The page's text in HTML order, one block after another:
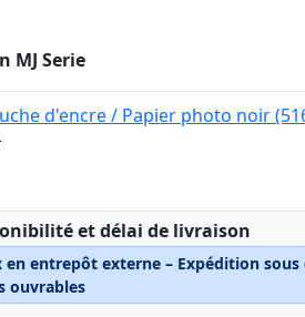
MJ Serie
d'encre / Papier photo noir
et délai de livraison
en entrepôt externe – Expédition sous
ouvrables